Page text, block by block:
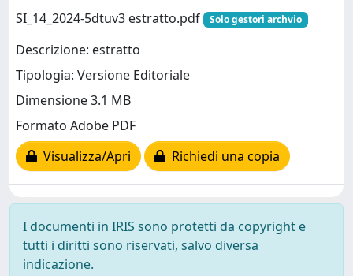
SI_14_2024-5dtuv3 estratto.pdf
Solo gestori archvio
Descrizione: estratto
Tipologia: Versione Editoriale
Dimensione 3.1 MB
Formato Adobe PDF
Visualizza/Apri
Richiedi una copia
I documenti in IRIS sono protetti da copyright e
tutti i diritti sono riservati, salvo diversa
indicazione.